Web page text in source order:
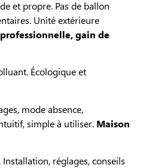
et propre. Pas de ballon
Unité extérieure
gain de
Écologique et
mode absence,
simple à utiliser. Maison
réglages, conseils